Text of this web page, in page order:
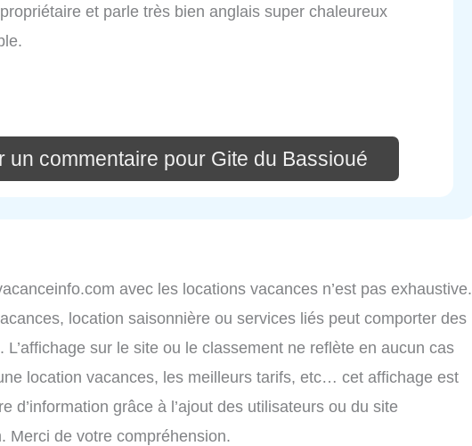
et parle très bien anglais super chaleureux
un commentaire pour Gite du Bassioué
avec les locations vacances n’est pas exhaustive.
location saisonnière ou services liés peut comporter des
L’affichage sur le site ou le classement ne reflète en aucun cas
location vacances, les meilleurs tarifs, etc… cet affichage est
d’information grâce à l’ajout des utilisateurs ou du site
Merci de votre compréhension.